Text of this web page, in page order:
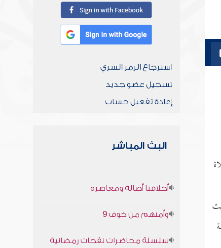
استرجاع الرمز السري
تسجيل عضو جديد
إعادة تفعيل حساب
البث المباشر
أخلاقنا أصالة ومعاصرة
وأمنهم من خوف 9
سلسلة محاضرات نفحات رمضانية